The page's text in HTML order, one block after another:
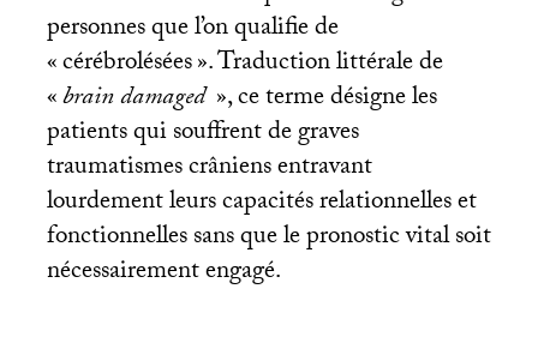
personnes que l’on qualifie de
«cérébrolésées». Traduction littérale de
«brain damaged », ce terme désigne les
patients qui souffrent de graves
traumatismes crâniens entravant
lourdement leurs capacités relationnelles et
fonctionnelles sans que le pronostic vital soit
nécessairement engagé.